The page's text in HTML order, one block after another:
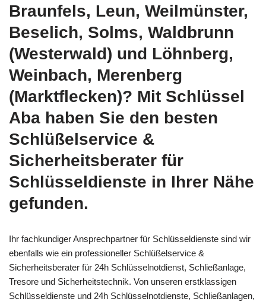
Braunfels, Leun, Weilmünster,
Beselich, Solms, Waldbrunn
(Westerwald) und Löhnberg,
Weinbach, Merenberg
(Marktflecken)? Mit Schlüssel
Aba haben Sie den besten
Schlüßelservice &
Sicherheitsberater für
Schlüsseldienste in Ihrer Nähe
gefunden.
Ihr fachkundiger Ansprechpartner für Schlüsseldienste sind wir
ebenfalls wie ein professioneller Schlüßelservice &
Sicherheitsberater für 24h Schlüsselnotdienst, Schließanlage,
Tresore und Sicherheitstechnik. Von unseren erstklassigen
Schlüsseldienste und 24h Schlüsselnotdienste, Schließanlagen,